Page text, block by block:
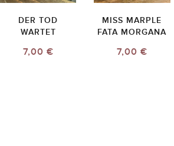
DER TOD
WARTET
7,00 €
MISS MARPLE
FATA MORGANA
7,00 €